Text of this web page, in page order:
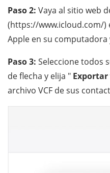
Paso 2: Vaya al sitio web
(https://www.icloud.com/)
Apple en su computadora
Paso 3: Seleccione todos
de flecha y elija " Exportar
archivo VCF de sus